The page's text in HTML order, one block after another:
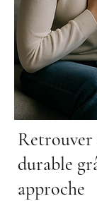
Retrouver
durable
approche